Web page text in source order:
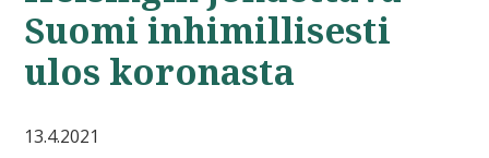
Suomi inhimillisesti
ulos koronasta
13.4.2021